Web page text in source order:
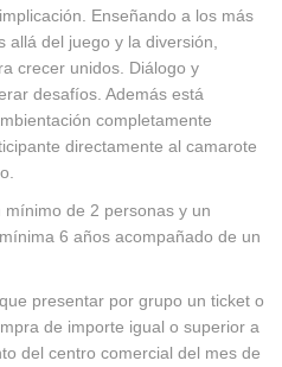
Enseñando a los más
del juego y la diversión,
crecer unidos. Diálogo y
desafíos. Además está
completamente
directamente al camarote
de 2 personas y un
6 años acompañado de un
presentar por grupo un ticket o
de importe igual o superior a
del centro comercial del mes de